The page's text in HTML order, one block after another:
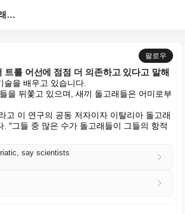
과학자들, '먹이 훔쳐 먹는' 돌고래들이 어획량이 줄어...
팔로우
롤 어선에 점점 더 의존하고 있다고 말해
을 배우고 있습니다.
을 뒤쫓고 있으며, 새끼 돌고래들은 어미로부
고 이 연구의 공동 저자이자 이탈리아 돌고래
"그들 중 많은 수가 돌고래들이 그들의 항적
say scientists